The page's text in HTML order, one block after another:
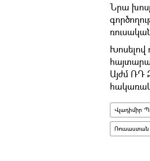
Նրա
Այժմ ՌԴ
Վլադիմիր
Ռուսաստան